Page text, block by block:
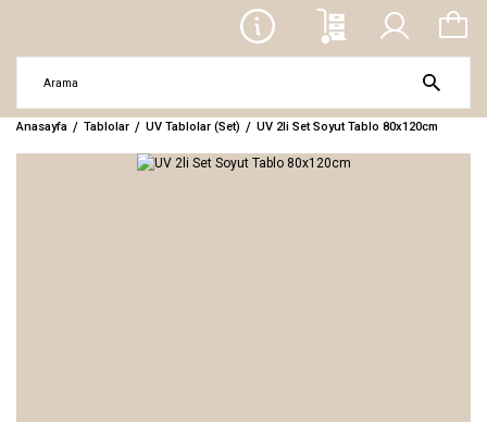
Anasayfa Tablolar UV Tablolar (Set) UV 2li Set Soyut Tablo 80x120cm